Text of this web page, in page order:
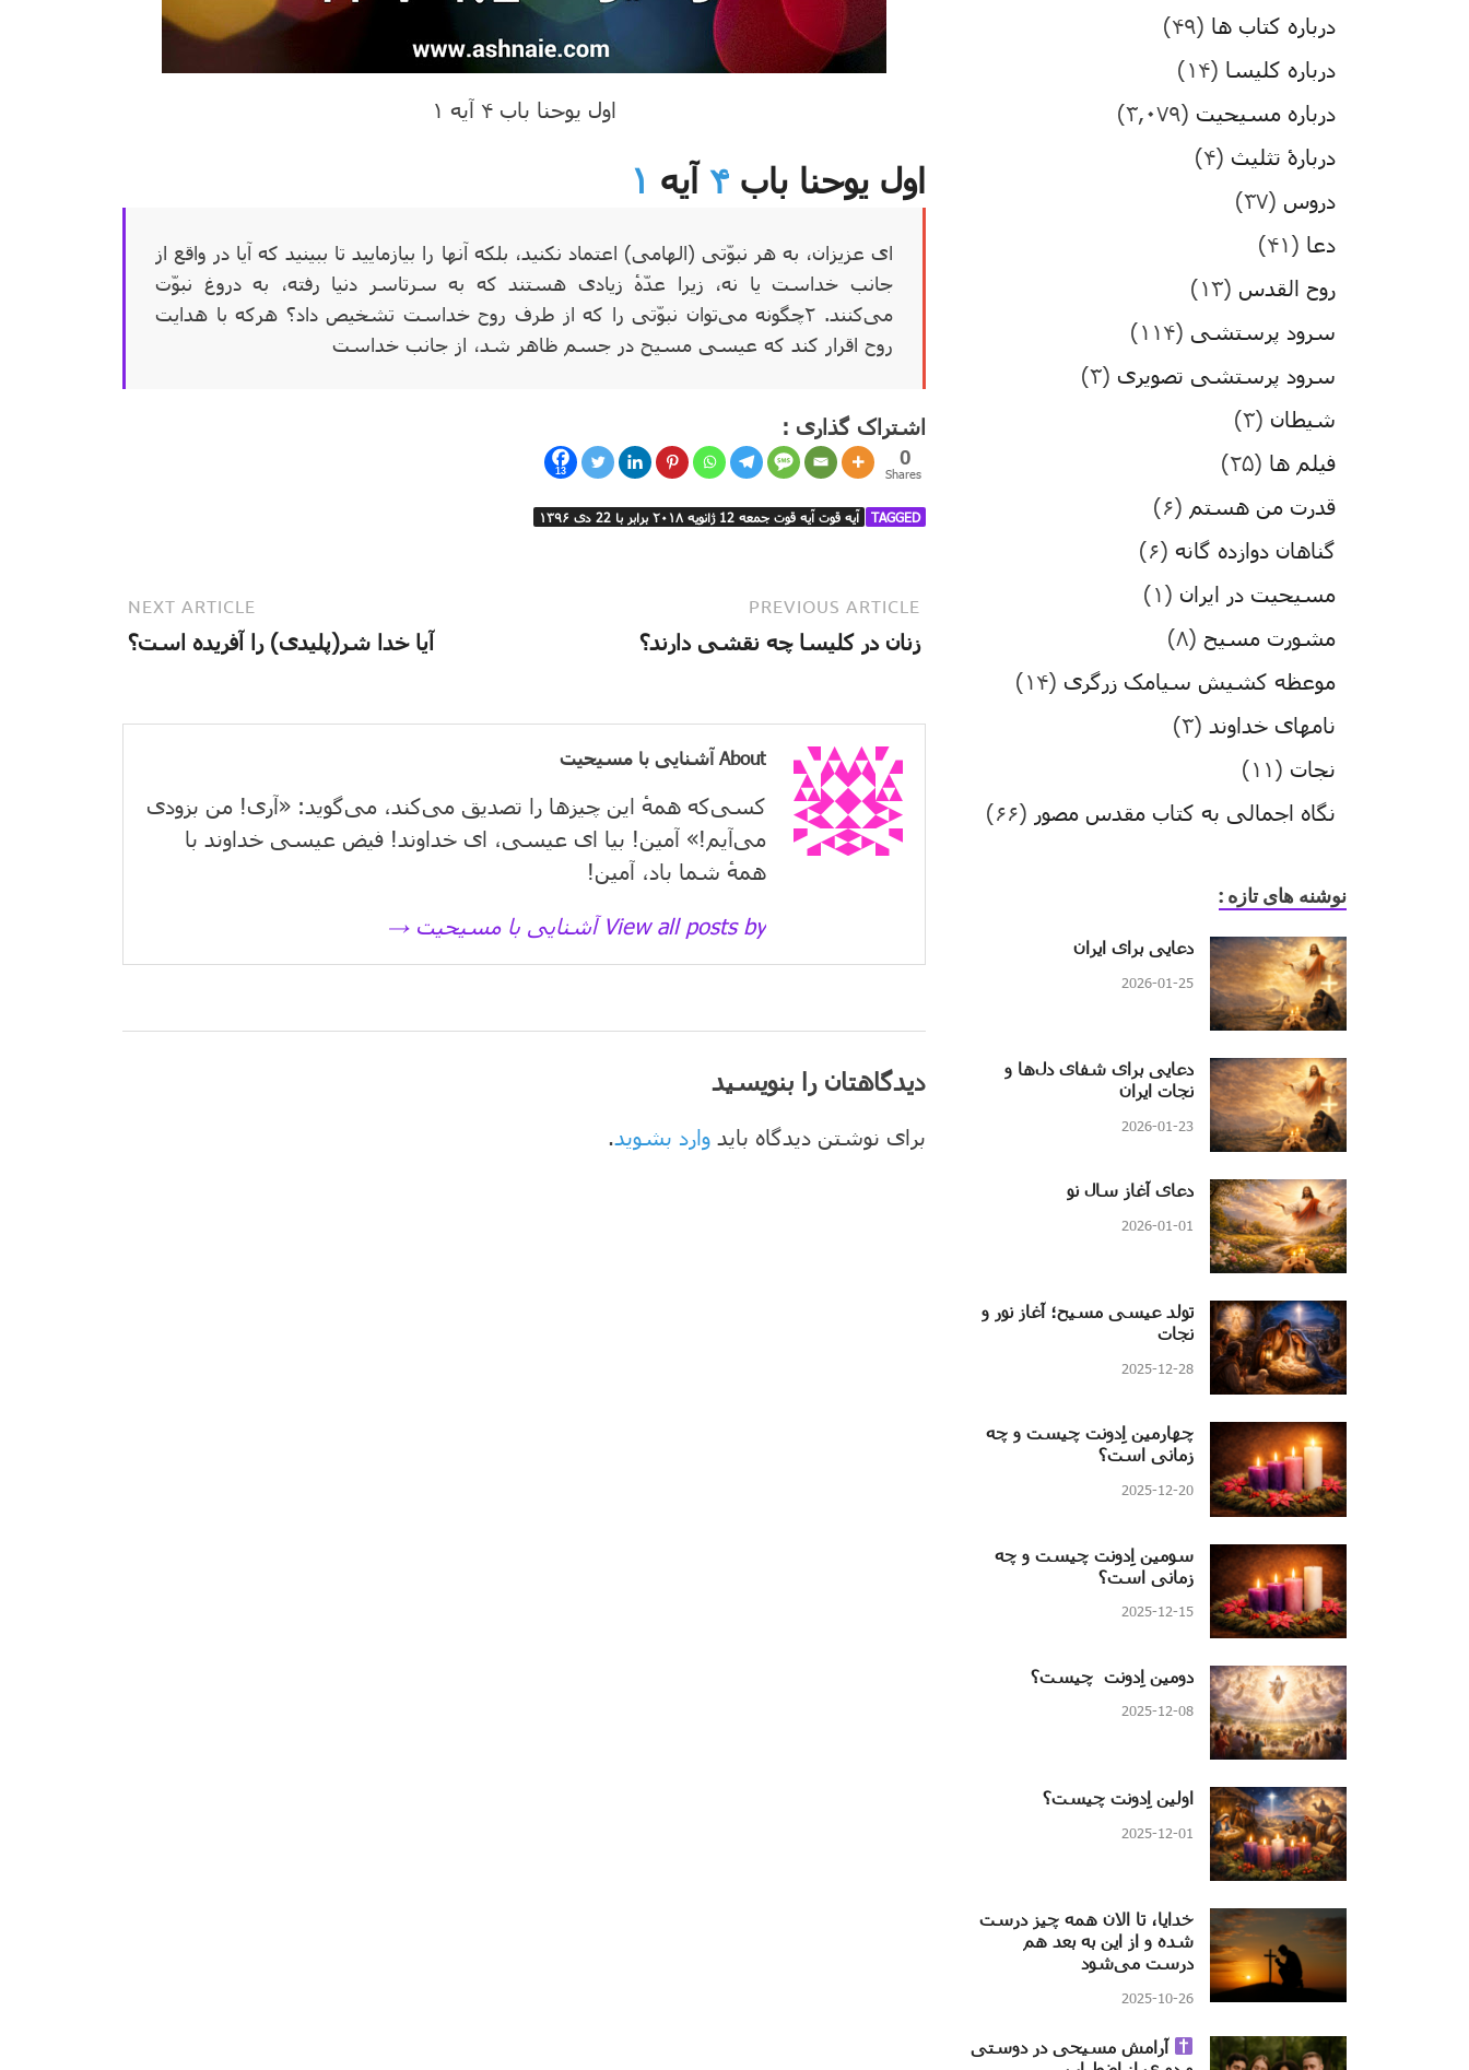
اول یوحنا باب ۴ آیه ۱
اول یوحنا باب ۴ آیه ۱
ای عزیزان، به هر نبوّتی (الهامی) اعتماد نکنید، بلکه آنها را بیازمایید تا ببینید که آیا در واقع از
جانب خداست یا نه، زیرا عدّهٔ ‌زیادی هستند که به سرتاسر دنیا رفته، به دروغ نبوّت
می‌کنند. ۲چگونه می‌توان نبوّتی را که از طرف روح خداست تشخیص داد؟ هرکه با هدایت
روح اقرار کند که عیسی مسیح در جسم ظاهر شد، از جانب خداست
اشتراک گذاری :
13
0
Shares
TAGGED آیه قوت آیه قوت جمعه 12 ژانویه ۲۰۱۸ برابر با 22 دی ۱۳۹۶
PREVIOUS ARTICLE
زنان در کلیسا چه نقشی دارند؟
NEXT ARTICLE
آیا خدا شر(پلیدی) را آفریده است؟
About آشنایی با مسیحیت
کسی‌که همهٔ این چیزها را تصدیق می‌كند، می‌گوید: «آری! من بزودی
می‌آیم!» آمین! بیا ای عیسی، ای خداوند! فیض عیسی خداوند با
همهٔ شما باد، آمین!
View all posts by آشنایی با مسیحیت →
دیدگاهتان را بنویسید
برای نوشتن دیدگاه باید وارد بشوید .
درباره کتاب ها (۴۹)
درباره کلیسا (۱۴)
درباره مسیحیت (۳,۰۷۹)
دربارۀ تثلیث (۴)
دروس (۳۷)
دعا (۴۱)
روح القدس (۱۳)
سرود پرستشی (۱۱۴)
سرود پرستشی تصویری (۳)
شیطان (۳)
فیلم ها (۲۵)
قدرت من هستم (۶)
گناهان دوازده گانه (۶)
مسیحیت در ایران (۱)
مشورت مسیح (۸)
موعظه کشیش سیامک زرگری (۱۴)
نامهای خداوند (۳)
نجات (۱۱)
نگاه اجمالی به کتاب مقدس مصور (۶۶)
نوشنه های تازه :
دعایی برای ایران
2026-01-25
دعایی برای شفای دل‌ها و
نجات ایران
2026-01-23
دعای آغاز سال نو
2026-01-01
تولد عیسی مسیح؛ آغاز نور و
نجات
2025-12-28
چهارمین اِدونت چیست و چه
زمانی است؟
2025-12-20
سومین اِدونت چیست و چه
زمانی است؟
2025-12-15
دومین اِدونت چیست؟
2025-12-08
اولین اِدونت چیست؟
2025-12-01
خدایا، تا الان همه چیز درست
شده و از این به بعد هم
درست می‌شود
2025-10-26
آرامش مسیحی در دوستی